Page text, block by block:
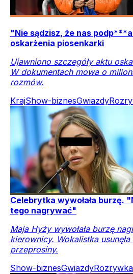
"Nie sądzisz, że nas
oskarżenia piosenkarki
Ujawniono szczegóły aktu
W dokumentach mowa o
rozmów.
KrajShow-biznesGwiazdy
Celebrytka wywołała burzę.
tego nagrywać"
Maja Hyży wywołała burzę
kierownicy. Wokalistka
przeprosiny.
Show-biznesGwiazdyRozrywka